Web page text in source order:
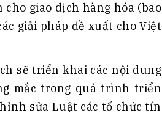
giao dịch hàng hóa (bao
giải pháp đề xuất cho Việt
sẽ triển khai các nội dung
mắc trong quá trình triển
sửa Luật các tổ chức tín